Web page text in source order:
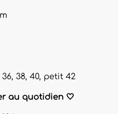
38, 40, petit 42
au quotidien 🤍